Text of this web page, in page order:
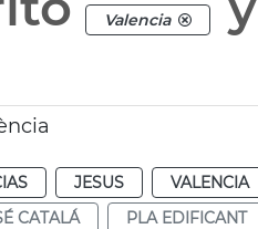
Valencia
JESUS VALENCIA
CATALÁ PLA EDIFICANT